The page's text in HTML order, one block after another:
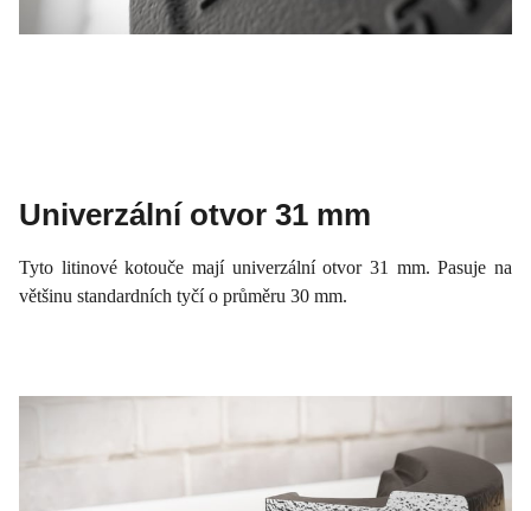
Univerzální otvor 31 mm
Tyto litinové kotouče mají univerzální otvor 31 mm. Pasuje na
většinu standardních tyčí o průměru 30 mm.